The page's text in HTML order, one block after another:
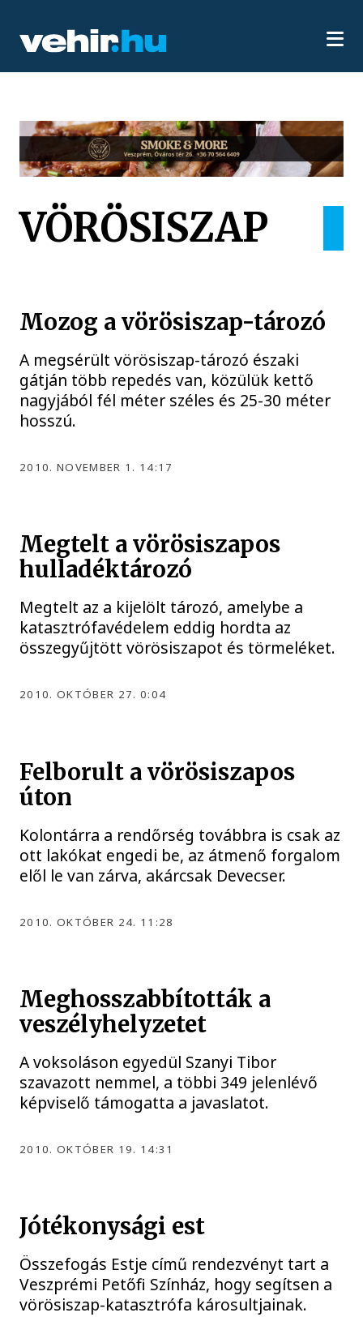
VÖRÖSISZAP
Mozog a vörösiszap-tározó
A megsérült vörösiszap-tározó északi
gátján több repedés van, közülük kettő
nagyjából fél méter széles és 25-30 méter
hosszú.
2010. NOVEMBER 1. 14:17
Megtelt a vörösiszapos
hulladéktározó
Megtelt az a kijelölt tározó, amelybe a
katasztrófavédelem eddig hordta az
összegyűjtött vörösiszapot és törmeléket.
2010. OKTÓBER 27. 0:04
Felborult a vörösiszapos
úton
Kolontárra a rendőrség továbbra is csak az
ott lakókat engedi be, az átmenő forgalom
elől le van zárva, akárcsak Devecser.
2010. OKTÓBER 24. 11:28
Meghosszabbították a
veszélyhelyzetet
A voksoláson egyedül Szanyi Tibor
szavazott nemmel, a többi 349 jelenlévő
képviselő támogatta a javaslatot.
2010. OKTÓBER 19. 14:31
Jótékonysági est
Összefogás Estje című rendezvényt tart a
Veszprémi Petőfi Színház, hogy segítsen a
vörösiszap-katasztrófa károsultjainak.